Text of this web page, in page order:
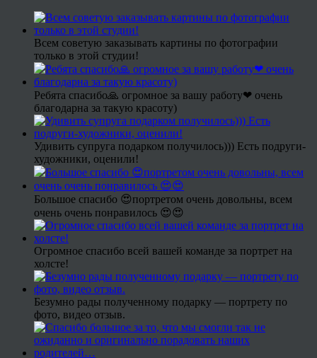
Всем советую заказывать картины по фотографии
только в этой студии!
Ребята спасибо🙏 огромное за вашу работу❤ очень
благодарна за такую красоту)
Удивить супруга подарком получилось))) Есть подруги-
художники, оценили!
Большое спасибо 😍портретом очень довольны, всем
очень очень понравилось 😍😍
Огромное спасибо всей вашей команде за портрет на
холсте!
Безумно рады полученному подарку — портрету по
фото, видео отзыв.